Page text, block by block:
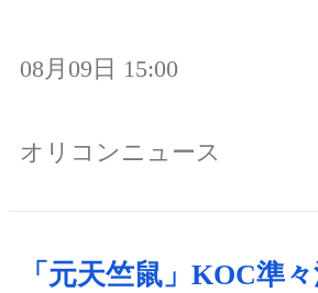
08月09日 15:00
オリコンニュース
「元天竺鼠」KOC準